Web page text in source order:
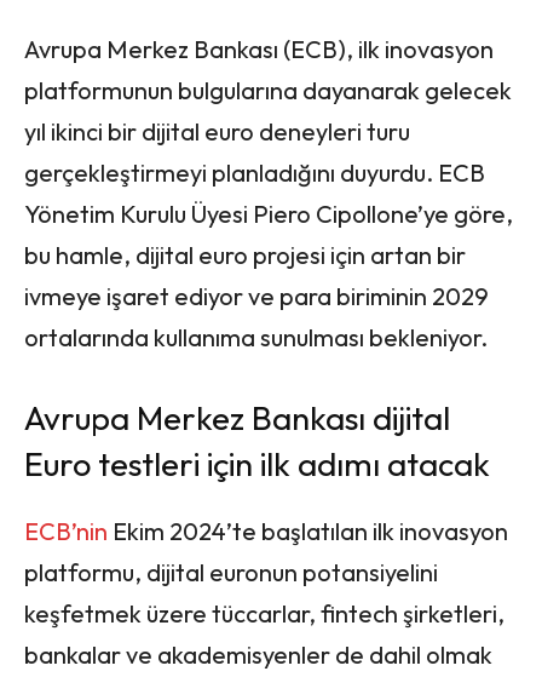
Avrupa Merkez Bankası (ECB), ilk inovasyon
platformunun bulgularına dayanarak gelecek
yıl ikinci bir dijital euro deneyleri turu
gerçekleştirmeyi planladığını duyurdu. ECB
Yönetim Kurulu Üyesi Piero Cipollone’ye göre,
bu hamle, dijital euro projesi için artan bir
ivmeye işaret ediyor ve para biriminin 2029
ortalarında kullanıma sunulması bekleniyor.
Avrupa Merkez Bankası dijital
Euro testleri için ilk adımı atacak
ECB’nin Ekim 2024’te başlatılan ilk inovasyon
platformu, dijital euronun potansiyelini
keşfetmek üzere tüccarlar, fintech şirketleri,
bankalar ve akademisyenler de dahil olmak